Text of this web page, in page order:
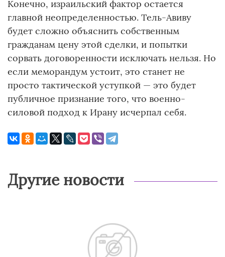
Конечно, израильский фактор остается
главной неопределенностью. Тель-Авиву
будет сложно объяснить собственным
гражданам цену этой сделки, и попытки
сорвать договоренности исключать нельзя. Но
если меморандум устоит, это станет не
просто тактической уступкой — это будет
публичное признание того, что военно-
силовой подход к Ирану исчерпал себя.
Другие новости